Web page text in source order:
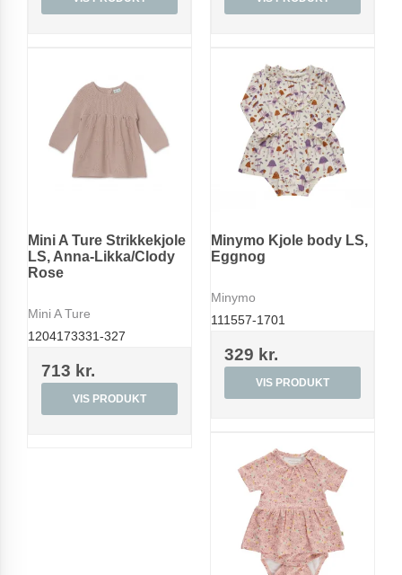
Mini A Ture Strikkekjole
LS, Anna-Likka/Clody
Rose
Mini A Ture
1204173331-327
713 kr.
VIS PRODUKT
Minymo Kjole body LS,
Eggnog
Minymo
111557-1701
329 kr.
VIS PRODUKT